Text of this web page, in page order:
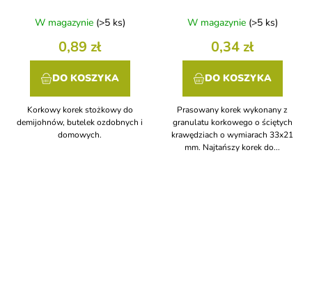
W magazynie (>5 ks)
0,89 zł
DO KOSZYKA
Korkowy korek stożkowy do
demijohnów, butelek ozdobnych i
domowych.
W magazynie (>5 ks)
0,34 zł
DO KOSZYKA
Prasowany korek wykonany z
granulatu korkowego o ściętych
krawędziach o wymiarach 33x21
mm. Najtańszy korek do...